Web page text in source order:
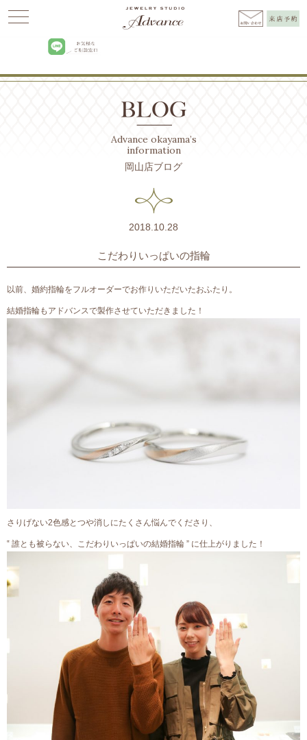
オーダージュエリー>こだわりいっぱいの指輪
Advance okayama’s
information
岡山店ブログ
2018.10.28
こだわりいっぱいの指輪
以前、婚約指輪をフルオーダーでお作りいただいたおふたり。
結婚指輪もアドバンスで製作させていただきました！
さりげない2色感とつや消しにたくさん悩んでくださり、
‟ 誰とも被らない、こだわりいっぱいの結婚指輪 ” に仕上がりました！